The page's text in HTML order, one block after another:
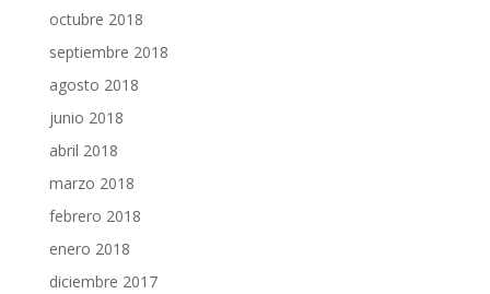
octubre 2018
septiembre 2018
agosto 2018
junio 2018
abril 2018
marzo 2018
febrero 2018
enero 2018
diciembre 2017